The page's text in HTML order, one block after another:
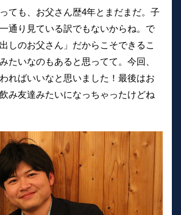
ても、お父さん歴4年とまだまだ。子
通り見ている訳でもないからね。で
しのお父さん」だからこそできるこ
たいなのもあると思ってて。今回、
ればいいなと思いました！最後はお
み友達みたいになっちゃったけどね